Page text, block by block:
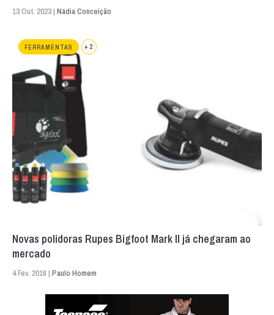
13 Out. 2023 | Nádia Conceição
FERRAMENTAS + 2
Novas polidoras Rupes Bigfoot Mark II já chegaram ao
mercado
4 Fev. 2016 | Paulo Homem